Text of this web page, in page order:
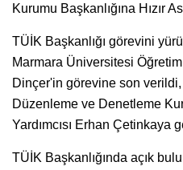
Kurumu Başkanlığına Hızır
TÜİK Başkanlığı görevini
Marmara Üniversitesi
Dinçer'in görevine son verildi,
Düzenleme ve Denetleme
Yardımcısı Erhan Çetinkaya
TÜİK Başkanlığında açık